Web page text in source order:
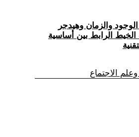
الوجود والزمان وهيدجر
الرابط بين أساسية
الاجتماع